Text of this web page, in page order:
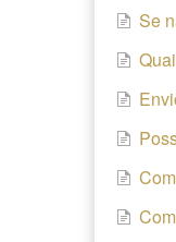
Se